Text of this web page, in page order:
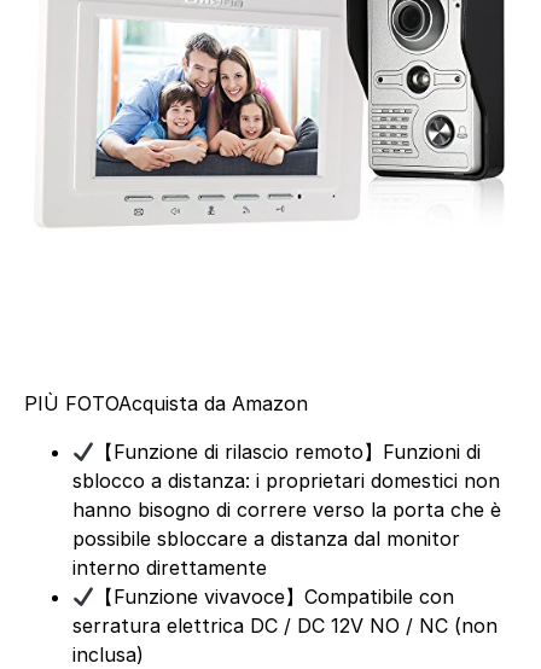
PIÙ FOTOAcquista da Amazon
【Funzione di rilascio remoto】Funzioni di
sblocco a distanza: i proprietari domestici non
hanno bisogno di correre verso la porta che è
possibile sbloccare a distanza dal monitor
interno direttamente
【Funzione vivavoce】Compatibile con
serratura elettrica DC / DC 12V NO / NC (non
inclusa)